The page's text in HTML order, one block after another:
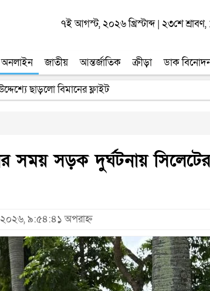
৭ই আগস্ট, ২০২৬ খ্রিস্টাব্দ| ২৩শে শ্রাবণ,
অনলাইন জাতীয় আন্তর্জাতিক ক্রীড়া ডাক
ছাড়লো বিমানের ফ্লাইট
সময় সড়ক দুর্ঘটনায়
২০২৬, ৯:৫৪:৪১ অপরাহ্ন